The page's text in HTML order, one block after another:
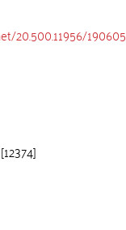
20.500.11956/190605
[12374]